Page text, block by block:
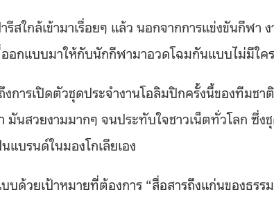
สใกล้เข้ามาเรื่อยๆ แล้ว นอกจากการแข่งขันกีฬ
อกแบบมาให้กับนักกีฬามาอวดโฉมกันแบบไม่มีใค
งการเปิดตัวชุดประจำงานโอลิมปิกครั้งนี้ของทีมชา
มันสวยงามมากๆ จนประทับใจชาวเน็ตทั่วโลก ซึ่
แบรนด์ในมองโกเลียเอง
บด้วยเป้าหมายที่ต้องการ “สื่อสารถึงแก่นของธร